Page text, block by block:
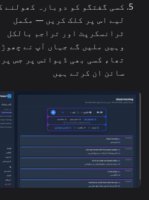
کسی گفتگو کو دوبارہ کھولنے
لیے اس پر کلک کریں — مکمل
ٹرانسکرپٹ اور تراجم بالکل
وہیں ملیں گے جہاں آپ نے
تھا، کسی بھی ڈیوائس پر جس
سائن ان کرتے ہیں